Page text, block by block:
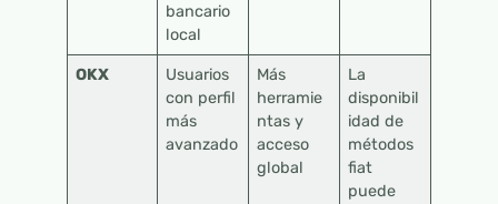
bancario
local
OKX
Usuarios
con perfil
más
avanzado
Más
herramie
ntas y
acceso
global
La
disponibil
idad de
métodos
fiat
puede